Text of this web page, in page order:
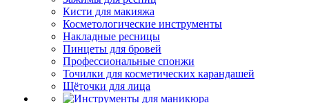
Кисти для макияжа
Косметологические инструменты
Накладные ресницы
Пинцеты для бровей
Профессиональные спонжи
Точилки для косметических карандашей
Щёточки для лица